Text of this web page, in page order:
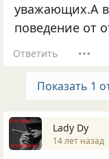
уважающих.А
поведение от
Ответить
Показать 1
Lady Dy
14 лет назад